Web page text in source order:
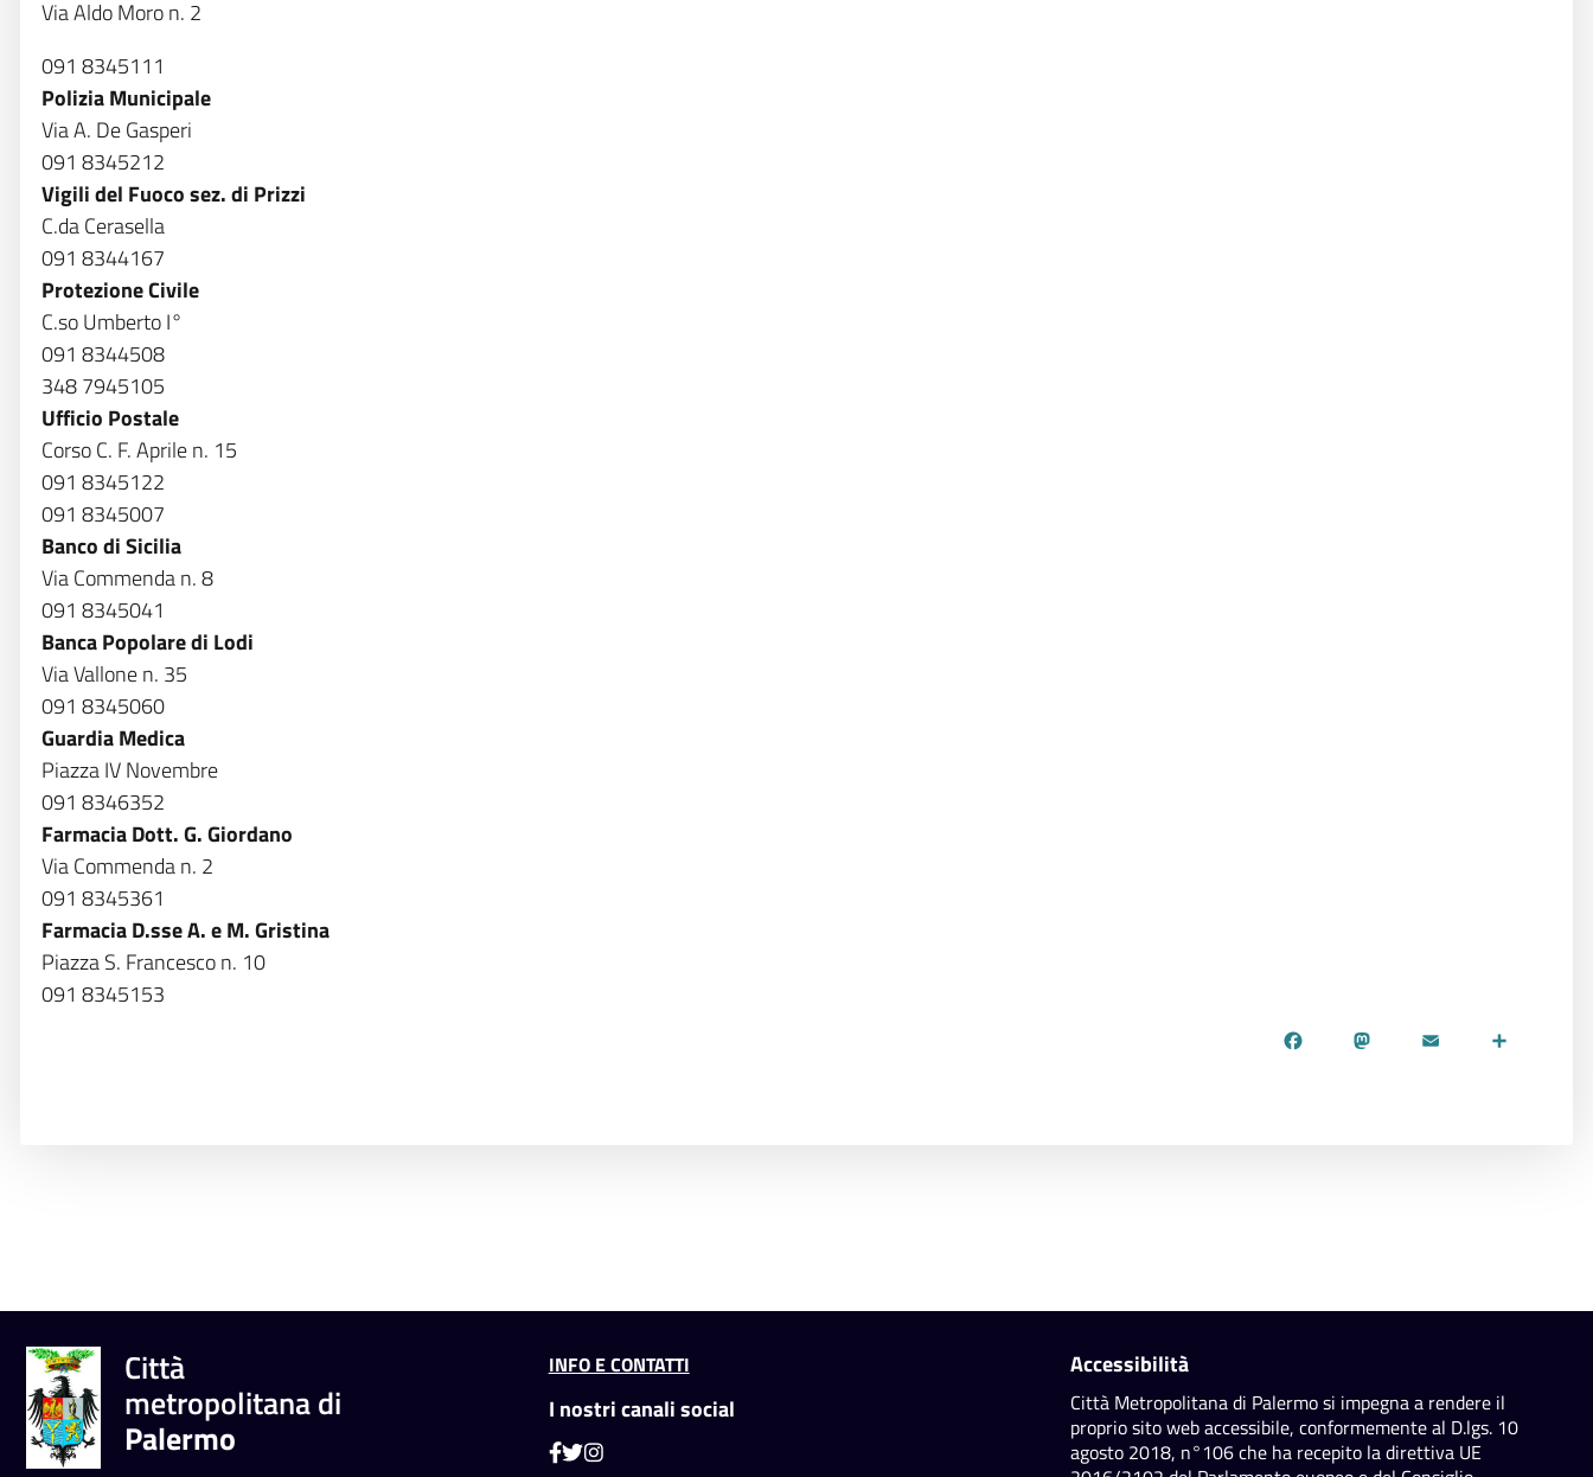
Via Aldo Moro n. 2
091 8345111
Polizia Municipale
Via A. De Gasperi
091 8345212
Vigili del Fuoco sez. di Prizzi
C.da Cerasella
091 8344167
Protezione Civile
C.so Umberto I°
091 8344508
348 7945105
Ufficio Postale
Corso C. F. Aprile n. 15
091 8345122
091 8345007
Banco di Sicilia
Via Commenda n. 8
091 8345041
Banca Popolare di Lodi
Via Vallone n. 35
091 8345060
Guardia Medica
Piazza IV Novembre
091 8346352
Farmacia Dott. G. Giordano
Via Commenda n. 2
091 8345361
Farmacia D.sse A. e M. Gristina
Piazza S. Francesco n. 10
091 8345153
Facebook
Mastodon
EmailShare
Città
metropolitana di
Palermo
INFO E CONTATTI
I nostri canali social
Accessibilità
Città Metropolitana di Palermo si impegna a rendere il
proprio sito web accessibile, conformemente al D.lgs. 10
agosto 2018, n°106 che ha recepito la direttiva UE